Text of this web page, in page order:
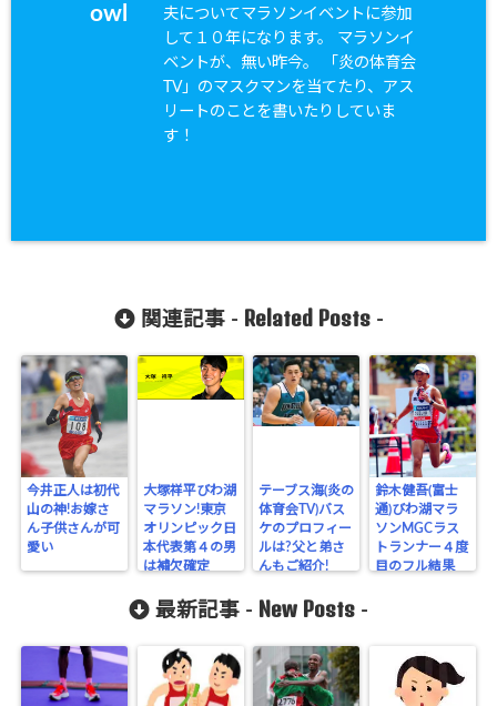
owl
夫についてマラソンイベントに参加
して１０年になります。 マラソンイ
ベントが、無い昨今。 「炎の体育会
TV」のマスクマンを当てたり、アス
リートのことを書いたりしていま
す！
関連記事 - Related Posts-
今井正人は初代
山の神!お嫁さ
ん子供さんが可
愛い
大塚祥平びわ湖
マラソン!東京
オリンピック日
本代表第４の男
は補欠確定
テーブス海(炎の
体育会TV)バス
ケのプロフィー
ルは?父と弟さ
んもご紹介!
鈴木健吾(富士
通)びわ湖マラ
ソンMGCラス
トランナー４度
目のフル結果
最新記事 - New Posts -